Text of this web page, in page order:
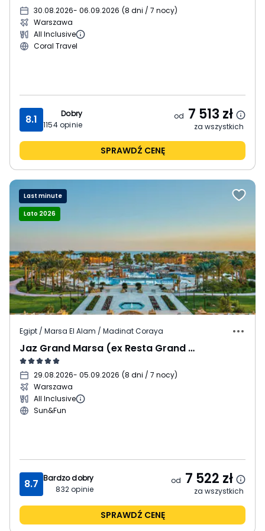
30.08.2026- 06.09.2026 (8 dni / 7 nocy)
Warszawa
All Inclusive
Coral Travel
8.1
Dobry
1154opinie
od 7 513 zł
za wszystkich
SPRAWDŹ CENĘ
Last minute
Lato 2026
Egipt / Marsa El Alam / Madinat Coraya
Jaz Grand Marsa (ex Resta Grand Resort)
29.08.2026- 05.09.2026 (8 dni / 7 nocy)
Warszawa
All Inclusive
Sun&Fun
8.7 Bardzo dobry
832opinie
od 7 522 zł
za wszystkich
SPRAWDŹ CENĘ